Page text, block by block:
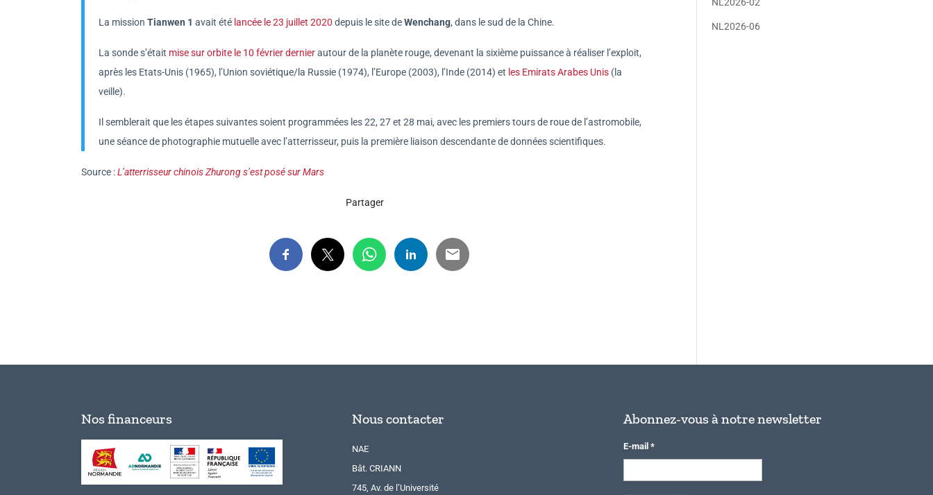
La mission Tianwen 1 avait été lancée le 23 juillet 2020 depuis le site deWenchang, dans le sud de la Chine.
La sonde s’était mise sur orbite le 10 février dernierautour de la planète rouge, devenant la sixième puissance à réaliser l’exploit,
après les Etats-Unis (1965), l’Union soviétique/la Russie (1974), l’Europe (2003), l’Inde (2014) et les Emirats Arabes Unis (la
veille).
Il semblerait que les étapes suivantes soient programmées les 22, 27 et 28 mai, avec les premiers tours de roue de l’astromobile,
une séance de photographie mutuelle avec l’atterrisseur, puis la première liaison descendante de données scientifiques.
Source :L’atterrisseur chinois Zhurong s’est posé sur Mars
Partager
NL2026-06
Nos financeurs Nous contacter
NAE
Bât. CRIANN
745, Av. de l’Université
Abonnez-vous à notre newsletter
E-mail *